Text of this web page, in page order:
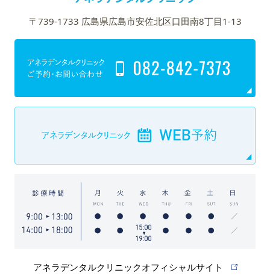
〒739-1733 広島県広島市安佐北区口田南8丁目1-13
アネラデンタルクリニックオフィシャルサイト